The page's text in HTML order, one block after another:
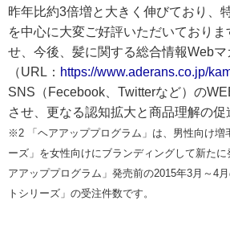
昨年比約3倍増と大きく伸びており、
を中心に大変ご好評いただいており
せ、今後、髪に関する総合情報Webマ
（URL： https://www.aderans.co.jp/
SNS（Fecebook、Twitterなど）の
させ、更なる認知拡大と商品理解の促
※2 「ヘアアッププログラム」は、男性向け増
ーズ」を女性向けにブランディングして新た
アアッププログラム」発売前の2015年3月～4
トシリーズ」の受注件数です。